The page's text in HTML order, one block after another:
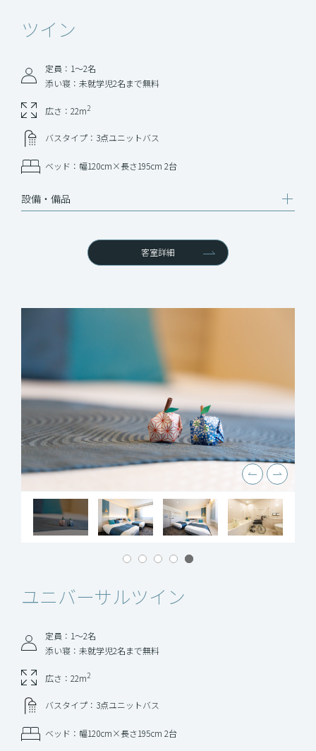
ツイン
定員：1～2名
添い寝：未就学児2名まで無料
広さ：22m2
バスタイプ：3点ユニットバス
ベッド：幅120cm×長さ195cm 2台
設備‧備品
客室詳細
ユニバーサルツイン
定員：1～2名
添い寝：未就学児2名まで無料
広さ：22m2
バスタイプ：3点ユニットバス
ベッド：幅120cm×長さ195cm 2台